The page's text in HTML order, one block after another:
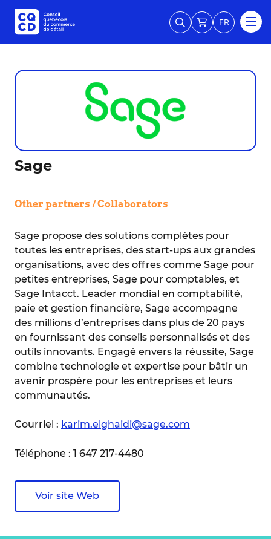
FR
Sage
Other partners / Collaborators
Sage propose des solutions complètes pour
toutes les entreprises, des start-ups aux grandes
organisations, avec des offres comme Sage pour
petites entreprises, Sage pour comptables, et
Sage Intacct. Leader mondial en comptabilité,
paie et gestion financière, Sage accompagne
des millions d’entreprises dans plus de 20 pays
en fournissant des conseils personnalisés et des
outils innovants. Engagé envers la réussite, Sage
combine technologie et expertise pour bâtir un
avenir prospère pour les entreprises et leurs
communautés.
Courriel : karim.elghaidi@sage.com
Téléphone : 1 647 217-4480
Voir site Web